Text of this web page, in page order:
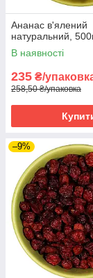
Ананас в'ялений
натуральний,
В наявності
235 ₴/
258,50 ₴/упаковка
–9%